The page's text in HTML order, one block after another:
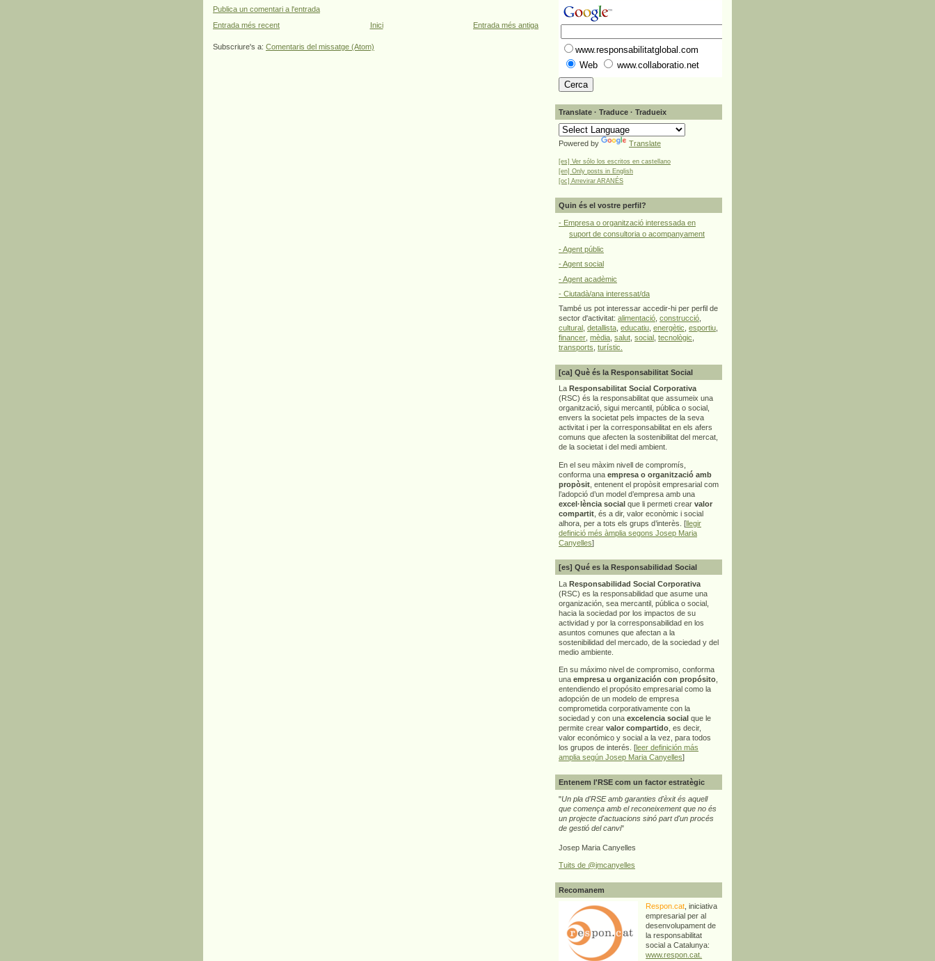
Publica un comentari a l'entrada
Entrada més recent
Entrada més antiga
Inici
Subscriure's a: Comentaris del missatge (Atom)
www.responsabilitatglobal.com
Web
www.collaboratio.net
Translate · Traduce · Tradueix
Powered by Translate
[es] Ver sólo los escritos en castellano
[en] Only posts in English
[oc] Arrevirar ARANÉS
Quin és el vostre perfil?
- Empresa o organització interessada en
suport de consultoria o acompanyament
- Agent públic
- Agent social
- Agent acadèmic
- Ciutadà/ana interessat/da
També us pot interessar accedir-hi per perfil de
sector d'activitat: alimentació construcció
cultural detallista educatiu energètic esportiu
financer mèdia salut social tecnològic
transports turístic.
[ca] Què és la Responsabilitat Social
La Responsabilitat Social Corporativa
(RSC) és la responsabilitat que assumeix una
organització, sigui mercantil, pública o social,
envers la societat pels impactes de la seva
activitat i per la corresponsabilitat en els afers
comuns que afecten la sostenibilitat del mercat,
de la societat i del medi ambient.
En el seu màxim nivell de compromís,
conforma una empresa o organització amb
propòsit , entenent el propòsit empresarial com
l’adopció d’un model d’empresa amb una
excel·lència social que li permeti crear valor
compartit , és a dir, valor econòmic i social
alhora, per a tots els grups d’interès. [llegir
definició més àmplia segons Josep Maria
Canyelles]
[es] Qué es la Responsabilidad Social
La Responsabilidad Social Corporativa
(RSC) es la responsabilidad que asume una
organización, sea mercantil, pública o social,
hacia la sociedad por los impactos de su
actividad y por la corresponsabilidad en los
asuntos comunes que afectan a la
sostenibilidad del mercado, de la sociedad y del
medio ambiente.
En su máximo nivel de compromiso, conforma
una empresa u organización con propósito
entendiendo el propósito empresarial como la
adopción de un modelo de empresa
comprometida corporativamente con la
sociedad y con una excelencia social que le
permite crear valor compartido , es decir,
valor económico y social a la vez, para todos
los grupos de interés. [leer definición más
amplia según Josep Maria Canyelles]
Entenem l'RSE com un factor estratègic
"Un pla d'RSE amb garanties d'èxit és aquell
que comença amb el reconeixement que no és
un projecte d'actuacions sinó part d'un procés
de gestió del canvi"
Josep Maria Canyelles
Tuits de @jmcanyelles
Recomanem
Respon.cat , iniciativa
empresarial per al
desenvolupament de
la responsabilitat
social a Catalunya:
www.respon.cat.